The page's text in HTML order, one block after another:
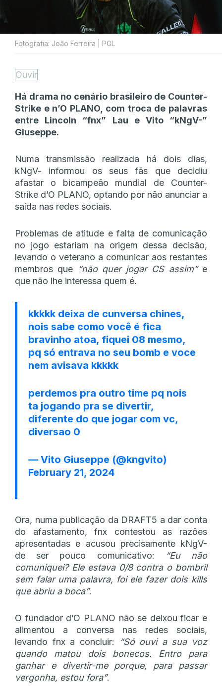
Fotografia: João Ferreira | PGL
Ouvir
Há drama no cenário brasileiro de Counter-
Strike e n’O PLANO, com troca de palavras
entre Lincoln “fnx” Lau e Vito “kNgV-”
Giuseppe.
Numa transmissão realizada há dois dias,
kNgV- informou os seus fãs que decidiu
afastar o bicampeão mundial de Counter-
Strike d’O PLANO, optando por não anunciar a
saída nas redes sociais.
Problemas de atitude e falta de comunicação
no jogo estariam na origem dessa decisão,
levando o veterano a comunicar aos restantes
membros que
“não quer jogar CS assim”e
que não lhe interessa quem é.
kkkkk deixa de cunversa chines,
nois sabe como você é fica
bravinho atoa, fiquei 08 mesmo,
pq só entrava no seu bomb e voce
nem avisava kkkkk
perdemos pra outro time pq nois
ta jogando pra se divertir,
diferente do que jogar com vc,
diversao 0
— Vito Giuseppe (@kngvito)
February 21, 2024
Ora, numa publicação da DRAFT5 a dar conta
do afastamento, fnx contestou as razões
apresentadas e acusou precisamente kNgV-
de ser pouco comunicativo:
“Eu não
comuniquei? Ele estava 0/8 contra o bombril
sem falar uma palavra, foi ele fazer dois kills
que abriu a boca”.
O fundador d’O PLANO não se deixou ficar e
alimentou a conversa nas redes sociais,
levando fnx a concluir:
“Só ouvi a sua voz
quando matou dois bonecos. Entro para
ganhar e divertir-me porque, para passar
vergonha, estou fora”.